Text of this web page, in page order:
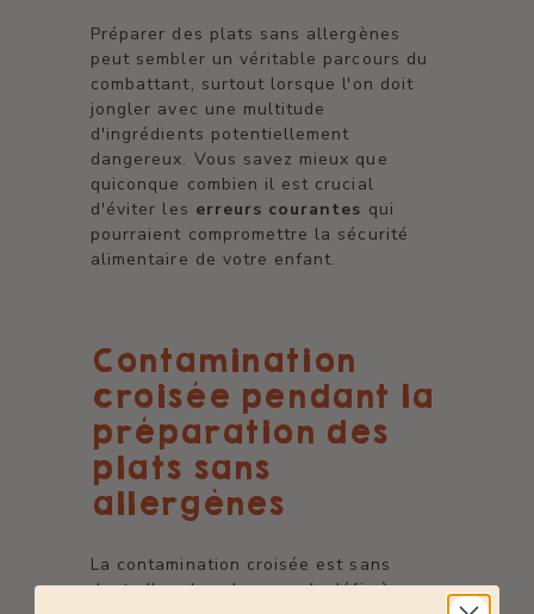
Préparer des plats sans allergènes
peut sembler un véritable parcours du
combattant, surtout lorsque l'on doit
jongler avec une multitude
d'ingrédients potentiellement
dangereux. Vous savez mieux que
quiconque combien il est crucial
d'éviter les erreurs courantes qui
pourraient compromettre la sécurité
alimentaire de votre enfant.
Contamination
croisée pendant la
préparation des
plats sans
allergènes
La contamination croisée est sans
doute l'un des plus grands défis à